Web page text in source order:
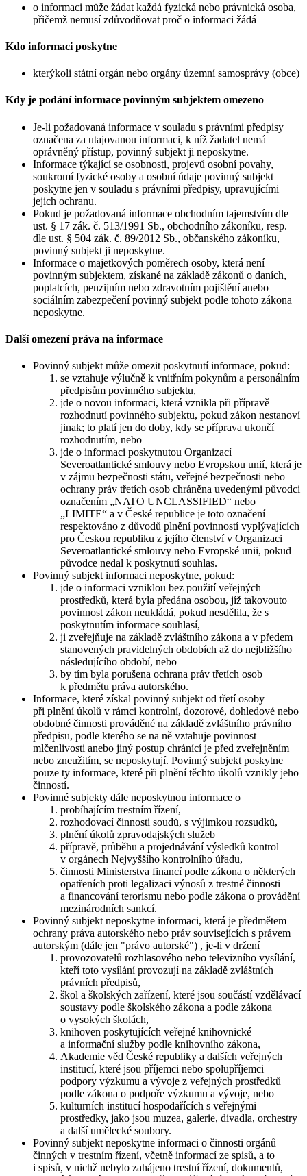
o informaci může žádat každá fyzická nebo právnická osoba,
přičemž nemusí zdůvodňovat proč o informaci žádá
Kdo informaci poskytne
kterýkoli státní orgán nebo orgány územní samosprávy (obce)
Kdy je podání informace povinným subjektem omezeno
Je-li požadovaná informace v souladu s právními předpisy
označena za utajovanou informaci, k níž žadatel nemá
oprávněný přístup, povinný subjekt ji neposkytne.
Informace týkající se osobnosti, projevů osobní povahy,
soukromí fyzické osoby a osobní údaje povinný subjekt
poskytne jen v souladu s právními předpisy, upravujícími
jejich ochranu.
Pokud je požadovaná informace obchodním tajemstvím dle
ust. § 17 zák. č. 513/1991 Sb., obchodního zákoníku, resp.
dle ust. § 504 zák. č. 89/2012 Sb., občanského zákoníku,
povinný subjekt ji neposkytne.
Informace o majetkových poměrech osoby, která není
povinným subjektem, získané na základě zákonů o daních,
poplatcích, penzijním nebo zdravotním pojištění anebo
sociálním zabezpečení povinný subjekt podle tohoto zákona
neposkytne.
Další omezení práva na informace
Povinný subjekt může omezit poskytnutí informace, pokud:
se vztahuje výlučně k vnitřním pokynům a personálním
předpisům povinného subjektu,
jde o novou informaci, která vznikla při přípravě
rozhodnutí povinného subjektu, pokud zákon nestanoví
jinak; to platí jen do doby, kdy se příprava ukončí
rozhodnutím, nebo
jde o informaci poskytnutou Organizací
Severoatlantické smlouvy nebo Evropskou unií, která je
v zájmu bezpečnosti státu, veřejné bezpečnosti nebo
ochrany práv třetích osob chráněna uvedenými původci
označením „NATO UNCLASSIFIED“ nebo
„LIMITE“ a v České republice je toto označení
respektováno z důvodů plnění povinností vyplývajících
pro Českou republiku z jejího členství v Organizaci
Severoatlantické smlouvy nebo Evropské unii, pokud
původce nedal k poskytnutí souhlas.
Povinný subjekt informaci neposkytne, pokud:
jde o informaci vzniklou bez použití veřejných
prostředků, která byla předána osobou, jíž takovouto
povinnost zákon neukládá, pokud nesdělila, že s
poskytnutím informace souhlasí,
ji zveřejňuje na základě zvláštního zákona a v předem
stanovených pravidelných obdobích až do nejbližšího
následujícího období, nebo
by tím byla porušena ochrana práv třetích osob
k předmětu práva autorského.
Informace, které získal povinný subjekt od třetí osoby
při plnění úkolů v rámci kontrolní, dozorové, dohledové nebo
obdobné činnosti prováděné na základě zvláštního právního
předpisu, podle kterého se na ně vztahuje povinnost
mlčenlivosti anebo jiný postup chránící je před zveřejněním
nebo zneužitím, se neposkytují. Povinný subjekt poskytne
pouze ty informace, které při plnění těchto úkolů vznikly jeho
činností.
Povinné subjekty dále neposkytnou informace o
probíhajícím trestním řízení,
rozhodovací činnosti soudů, s výjimkou rozsudků,
plnění úkolů zpravodajských služeb
přípravě, průběhu a projednávání výsledků kontrol
v orgánech Nejvyššího kontrolního úřadu,
činnosti Ministerstva financí podle zákona o některých
opatřeních proti legalizaci výnosů z trestné činnosti
a financování terorismu nebo podle zákona o provádění
mezinárodních sankcí.
Povinný subjekt neposkytne informaci, která je předmětem
ochrany práva autorského nebo práv souvisejících s právem
autorským (dále jen "právo autorské") , je-li v držení
provozovatelů rozhlasového nebo televizního vysílání,
kteří toto vysílání provozují na základě zvláštních
právních předpisů,
škol a školských zařízení, které jsou součástí vzdělávací
soustavy podle školského zákona a podle zákona
o vysokých školách,
knihoven poskytujících veřejné knihovnické
a informační služby podle knihovního zákona,
Akademie věd České republiky a dalších veřejných
institucí, které jsou příjemci nebo spolupříjemci
podpory výzkumu a vývoje z veřejných prostředků
podle zákona o podpoře výzkumu a vývoje, nebo
kulturních institucí hospodařících s veřejnými
prostředky, jako jsou muzea, galerie, divadla, orchestry
a další umělecké soubory.
Povinný subjekt neposkytne informaci o činnosti orgánů
činných v trestním řízení, včetně informací ze spisů, a to
i spisů, v nichž nebylo zahájeno trestní řízení, dokumentů,